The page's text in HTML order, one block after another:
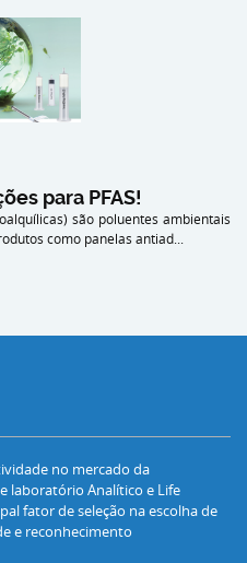
para PFAS!
são poluentes ambientais
como panelas antiad...
no mercado da
laboratório Analítico e Life
fator de seleção na escolha de
e reconhecimento